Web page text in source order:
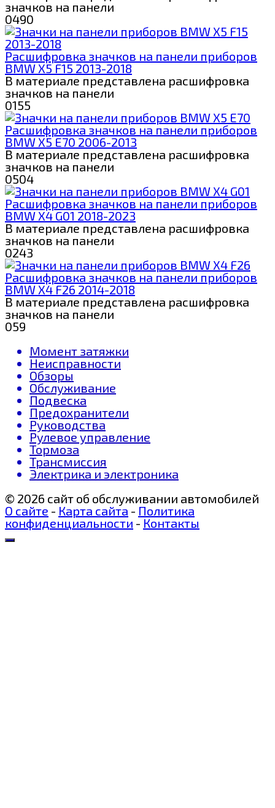
значков на панели
0490
Расшифровка значков на панели приборов
BMW X5 F15 2013-2018
В материале представлена расшифровка
значков на панели
0155
Расшифровка значков на панели приборов
BMW X5 E70 2006-2013
В материале представлена расшифровка
значков на панели
0504
Расшифровка значков на панели приборов
BMW X4 G01 2018-2023
В материале представлена расшифровка
значков на панели
0243
Расшифровка значков на панели приборов
BMW X4 F26 2014-2018
В материале представлена расшифровка
значков на панели
059
Момент затяжки
Неисправности
Обзоры
Обслуживание
Подвеска
Предохранители
Руководства
Рулевое управление
Тормоза
Трансмиссия
Электрика и электроника
© 2026 сайт об обслуживании автомобилей
О сайте - Карта сайта - Политика
конфиденциальности - Контакты